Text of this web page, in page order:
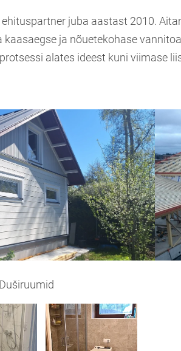
juba aastast 2010.
ja nõuetekohase
alates ideest kuni viimase